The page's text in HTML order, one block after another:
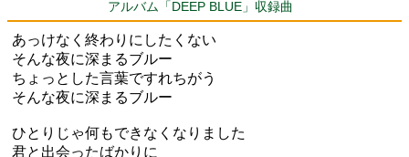
アルバム「DEEP BLUE」収録曲
あっけなく終わりにしたくない
そんな夜に深まるブルー
ちょっとした言葉ですれちがう
そんな夜に深まるブルー
ひとりじゃ何もできなくなりました
君と出会ったばかりに